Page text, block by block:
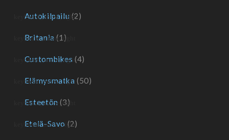
Autokilpailu (2)
Britania (1)
Custombikes (4)
Elämysmatka (50)
Esteetön (3)
Etelä-Savo (2)